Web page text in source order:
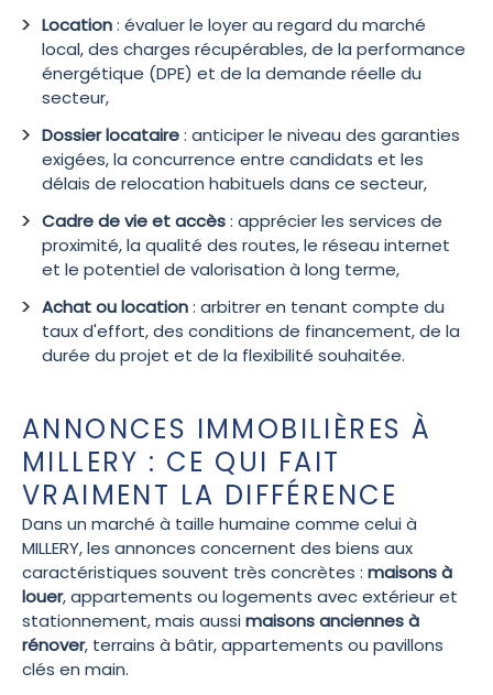
Location: évaluer le loyer au regard du marché
local, des charges récupérables, de la performance
énergétique (DPE) et de la demande réelle du
secteur,
Dossier locataire: anticiper le niveau des garanties
exigées, la concurrence entre candidats et les
délais de relocation habituels dans ce secteur,
Cadre de vie et accès: apprécier les services de
proximité, la qualité des routes, le réseau internet
et le potentiel de valorisation à long terme,
Achat ou location: arbitrer en tenant compte du
taux d'effort, des conditions de financement, de la
durée du projet et de la flexibilité souhaitée.
ANNONCES IMMOBILIÈRES À
MILLERY : CE QUI FAIT
VRAIMENT LA DIFFÉRENCE
Dans un marché à taille humaine comme celui à
MILLERY, les annonces concernent des biens aux
caractéristiques souvent très concrètes : maisons à
louer, appartements ou logements avec extérieur et
stationnement, mais aussimaisons anciennes à
rénover, terrains à bâtir, appartements ou pavillons
clés en main.